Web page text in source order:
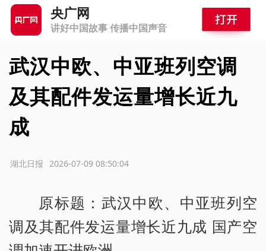
央广网
讲好中国故事 传播中国声音
武汉中欧、中亚班列空调
及其配件发运量增长近九
成
2026-07-09 08:50:04
湖北日报
原标题：武汉中欧、中亚班列空
调及其配件发运量增长近九成 国产空